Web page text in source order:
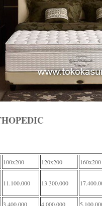
100x200 120x200 160x200
11.100.000 13.300.000
3.400.000 4.000.000